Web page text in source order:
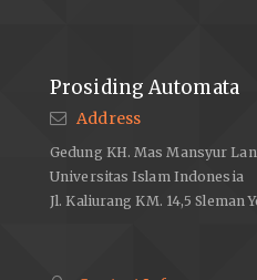
Prosiding Automata
Address
Gedung KH. Mas Mansyur
Universitas Islam Indonesia
Jl. Kaliurang KM. 14,5 Sleman